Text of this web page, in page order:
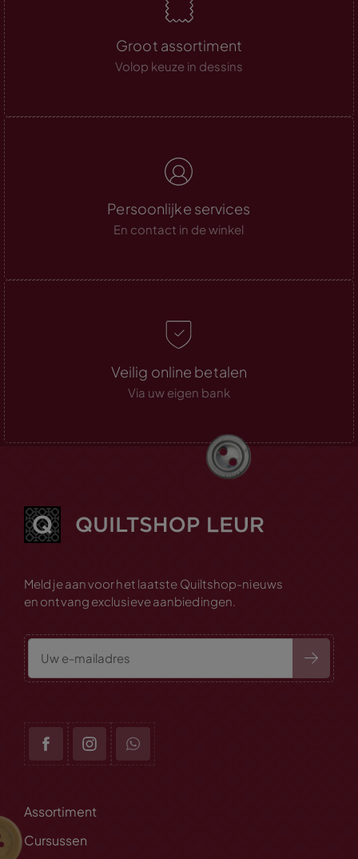
Groot assortiment
Volop keuze in dessins
Persoonlijke services
En contact in de winkel
Veilig online betalen
Via uw eigen bank
Meld je aan voor het laatste Quiltshop-nieuws
en ontvang exclusieve aanbiedingen.
Assortiment
Cursussen